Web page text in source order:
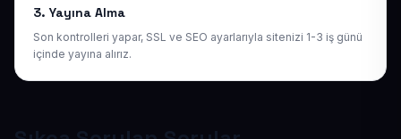
3. Yayına Alma
Son kontrolleri yapar, SSL ve SEO ayarlarıyla sitenizi 1-3 iş günü
içinde yayına alırız.